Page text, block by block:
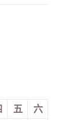
五
六